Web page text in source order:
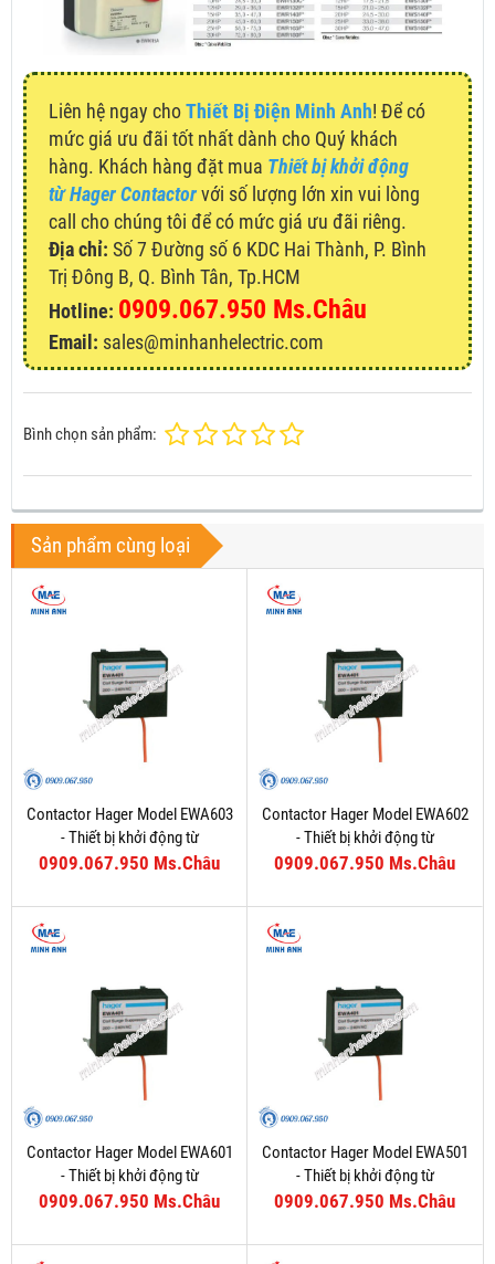
Liên hệ ngay choThiết Bị Điện Minh Anh! Để có
mức giá ưu đãi tốt nhất dành cho Quý khách
hàng. Khách hàng đặt mua Thiết bị khởi động
từ Hager Contactorvới số lượng lớn xin vui lòng
call cho chúng tôi để có mức giá ưu đãi riêng.
Địa chỉ: Số 7 Đường số 6 KDC Hai Thành, P. Bình
Trị Đông B, Q. Bình Tân, Tp.HCM
Hotline: 0909.067.950 Ms.Châu
Email: sales@minhanhelectric.com
Bình chọn sản phẩm:
Sản phẩm cùng loại
Contactor Hager Model EWA603
- Thiết bị khởi động từ
0909.067.950 Ms.Châu
Contactor Hager Model EWA602
- Thiết bị khởi động từ
0909.067.950 Ms.Châu
Contactor Hager Model EWA601
- Thiết bị khởi động từ
0909.067.950 Ms.Châu
Contactor Hager Model EWA501
- Thiết bị khởi động từ
0909.067.950 Ms.Châu